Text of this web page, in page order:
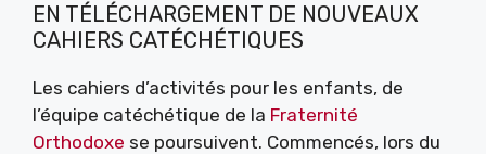
EN TÉLÉCHARGEMENT DE NOUVEAUX
CAHIERS CATÉCHÉTIQUES
Les cahiers d’activités pour les enfants, de
l’équipe catéchétique de la Fraternité
Orthodoxe se poursuivent. Commencés, lors du